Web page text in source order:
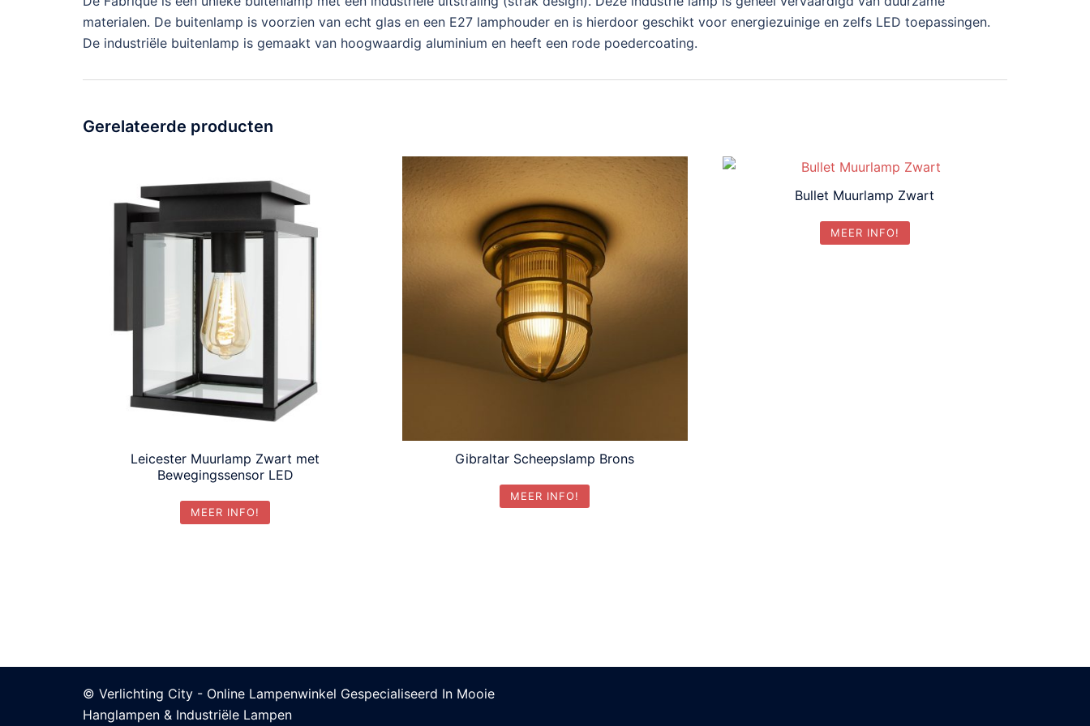
materialen. De buitenlamp is voorzien van echt glas en een E27 lamphouder en is hierdoor geschikt voor energiezuinige en zelfs LED toepassingen.
De industriële buitenlamp is gemaakt van hoogwaardig aluminium en heeft een rode poedercoating.
Gerelateerde producten
Leicester Muurlamp Zwart met
Bewegingssensor LED
MEER INFO!
Gibraltar Scheepslamp Brons
MEER INFO!
Bullet Muurlamp Zwart
MEER INFO!
© Verlichting City - Online Lampenwinkel Gespecialiseerd In Mooie
Hanglampen & Industriële Lampen